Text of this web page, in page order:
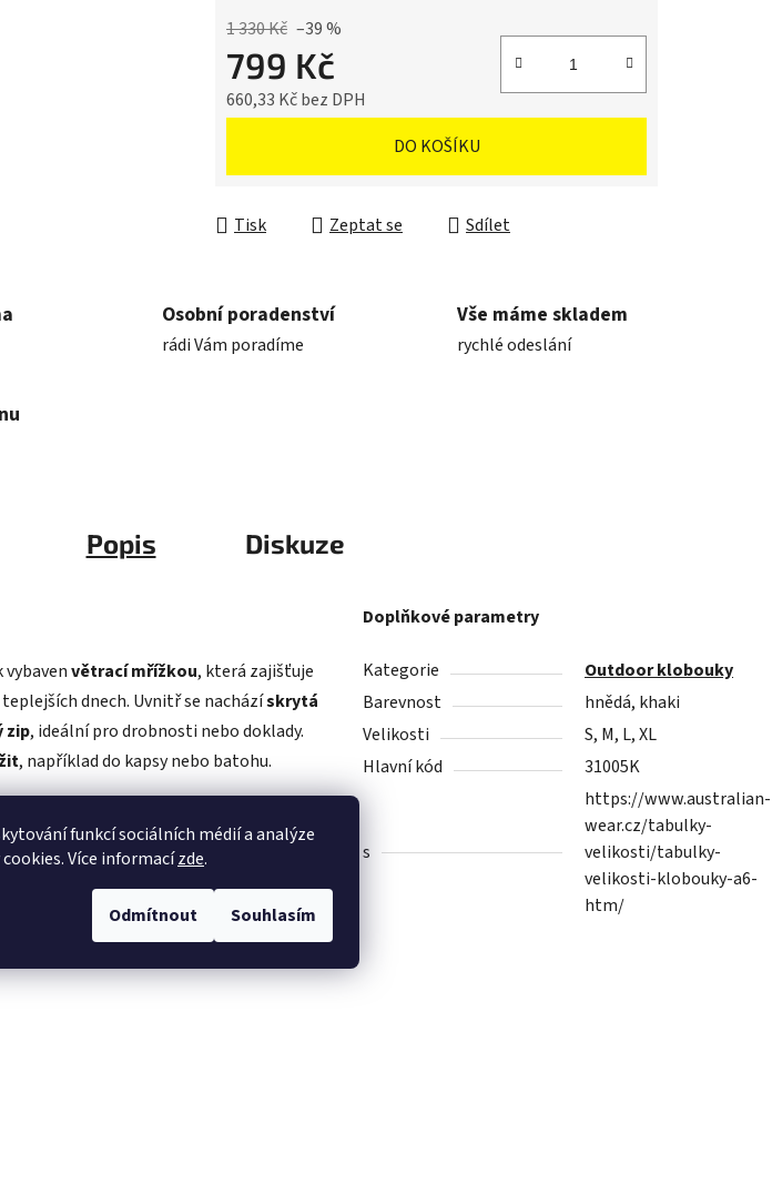
funkcí sociálních médií a analýze
Více informacízde.
Odmítnout Souhlasím
1 330 Kč –39 %
799 Kč
660,33 Kč bez DPH
DO KOŠÍKU
Tisk Zeptat se Sdílet
Osobní poradenství
rádi Vám poradíme
Vše máme skladem
rychlé odeslání
Popis Diskuze
větrací mřížkou, která zajišťuje
dnech. Uvnitř se nacházískrytá
zip, ideální pro drobnosti nebo doklady.
, například do kapsy nebo batohu.
úrovní ochrany před sluncem a
UV záření
Doplňkové parametry
Kategorie
Outdoor klobouky
Barevnost
hnědá, khaki
Velikosti
S, M, L, XL
Hlavní kód
31005K
s
https://www.australian-
wear.cz/tabulky-
velikosti/tabulky-
velikosti-klobouky-a6-
htm/